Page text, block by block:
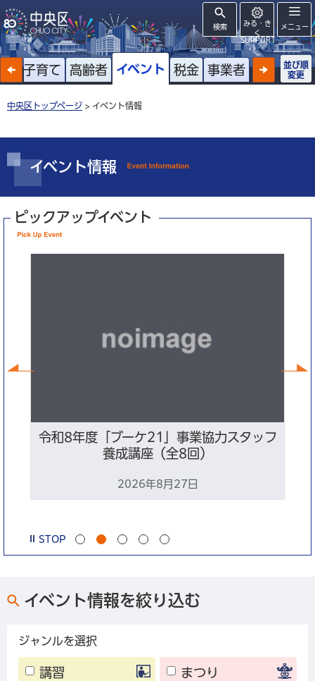
検索
みる・き
く
SUPPORT
メニュー
子育て 高齢者 イベント 税金 事業者
並び順
変更
中央区トップページ > イベント情報
イベント情報
ピックアップイベント
令和8年度「ブーケ21」事業協力スタッフ
養成講座（全8回）
2026年8月27日
STOP
イベント情報を絞り込む
ジャンルを選択
講習 まつり